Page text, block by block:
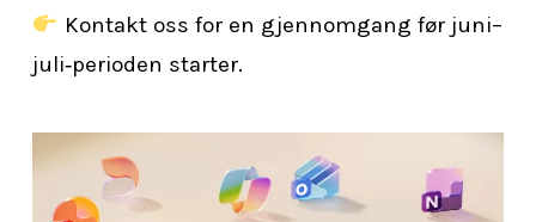
Kontakt oss for en gjennomgang før juni–
juli‑perioden starter.